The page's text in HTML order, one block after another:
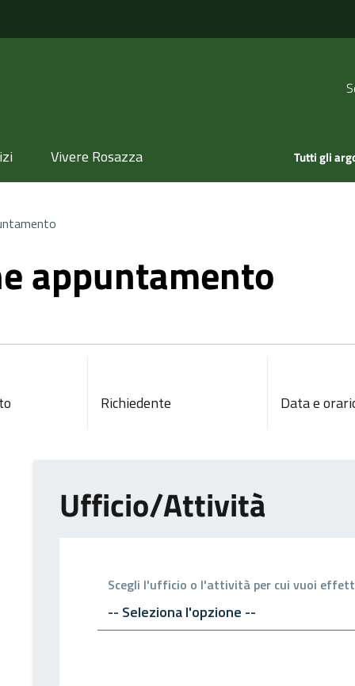
Vivere Rosazza Tutti gli
appuntamento
Richiedente Data e
Ufficio/Attività
Scegli l'ufficio o l'attività per cui vuoi